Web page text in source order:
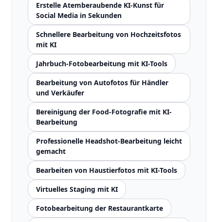
Erstelle Atemberaubende KI-Kunst für
Social Media in Sekunden
Schnellere Bearbeitung von Hochzeitsfotos
mit KI
Jahrbuch-Fotobearbeitung mit KI-Tools
Bearbeitung von Autofotos für Händler
und Verkäufer
Bereinigung der Food-Fotografie mit KI-
Bearbeitung
Professionelle Headshot-Bearbeitung leicht
gemacht
Bearbeiten von Haustierfotos mit KI-Tools
Virtuelles Staging mit KI
Fotobearbeitung der Restaurantkarte